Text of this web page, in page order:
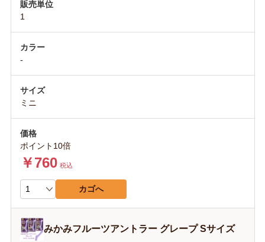
1
-
ミニ
ポイント10倍
￥760 税込
カゴへ
みかみフルーツアントラー グレープ Sサイズ